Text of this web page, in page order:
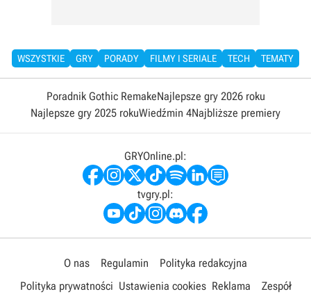
WSZYSTKIE GRY PORADY FILMY I SERIALE TECH TEMATY
Poradnik Gothic RemakeNajlepsze gry 2026 roku
Najlepsze gry 2025 rokuWiedźmin 4Najbliższe premiery
GRYOnline.pl:
tvgry.pl:
O nas Regulamin
Polityka redakcyjna
Polityka prywatności Ustawienia cookies Reklama
Zespół